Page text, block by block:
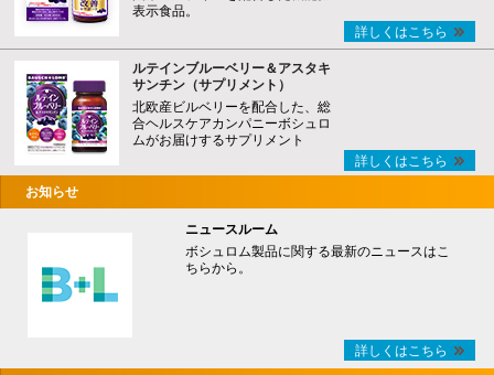
表示食品。
詳しくはこちら
ルテインブルーベリー＆アスタキ
サンチン（サプリメント）
北欧産ビルベリーを配合した、総
合ヘルスケアカンパニーボシュロ
ムがお届けするサプリメント
詳しくはこちら
お知らせ
ニュースルーム
ボシュロム製品に関する最新のニュースはこ
ちらから。
詳しくはこちら